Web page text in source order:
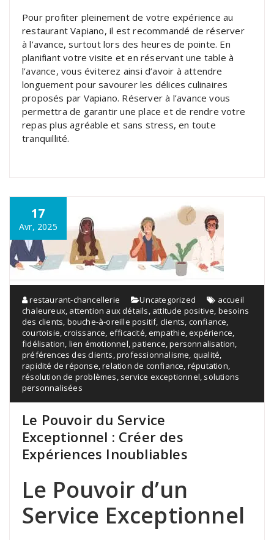
Pour profiter pleinement de votre expérience au
restaurant Vapiano, il est recommandé de réserver
à l’avance, surtout lors des heures de pointe. En
planifiant votre visite et en réservant une table à
l’avance, vous éviterez ainsi d’avoir à attendre
longuement pour savourer les délices culinaires
proposés par Vapiano. Réserver à l’avance vous
permettra de garantir une place et de rendre votre
repas plus agréable et sans stress, en toute
tranquillité.
17
Avr, 2025
restaurant-chancellerie Uncategorized
accueil
chaleureux attention aux détails attitude positive besoins
des clients bouche-à-oreille positif, clients confiance
courtoisie ,croissance efficacité ,empathie ,expérience
fidélisation lien émotionnel ,patience ,personnalisation
préférences des clients ,professionnalisme qualité
rapidité de réponse ,relation de confiance réputation
résolution de problèmes service exceptionnel solutions
personnalisées
Le Pouvoir du Service
Exceptionnel : Créer des
Expériences Inoubliables
Le Pouvoir d’un
Service Exceptionnel